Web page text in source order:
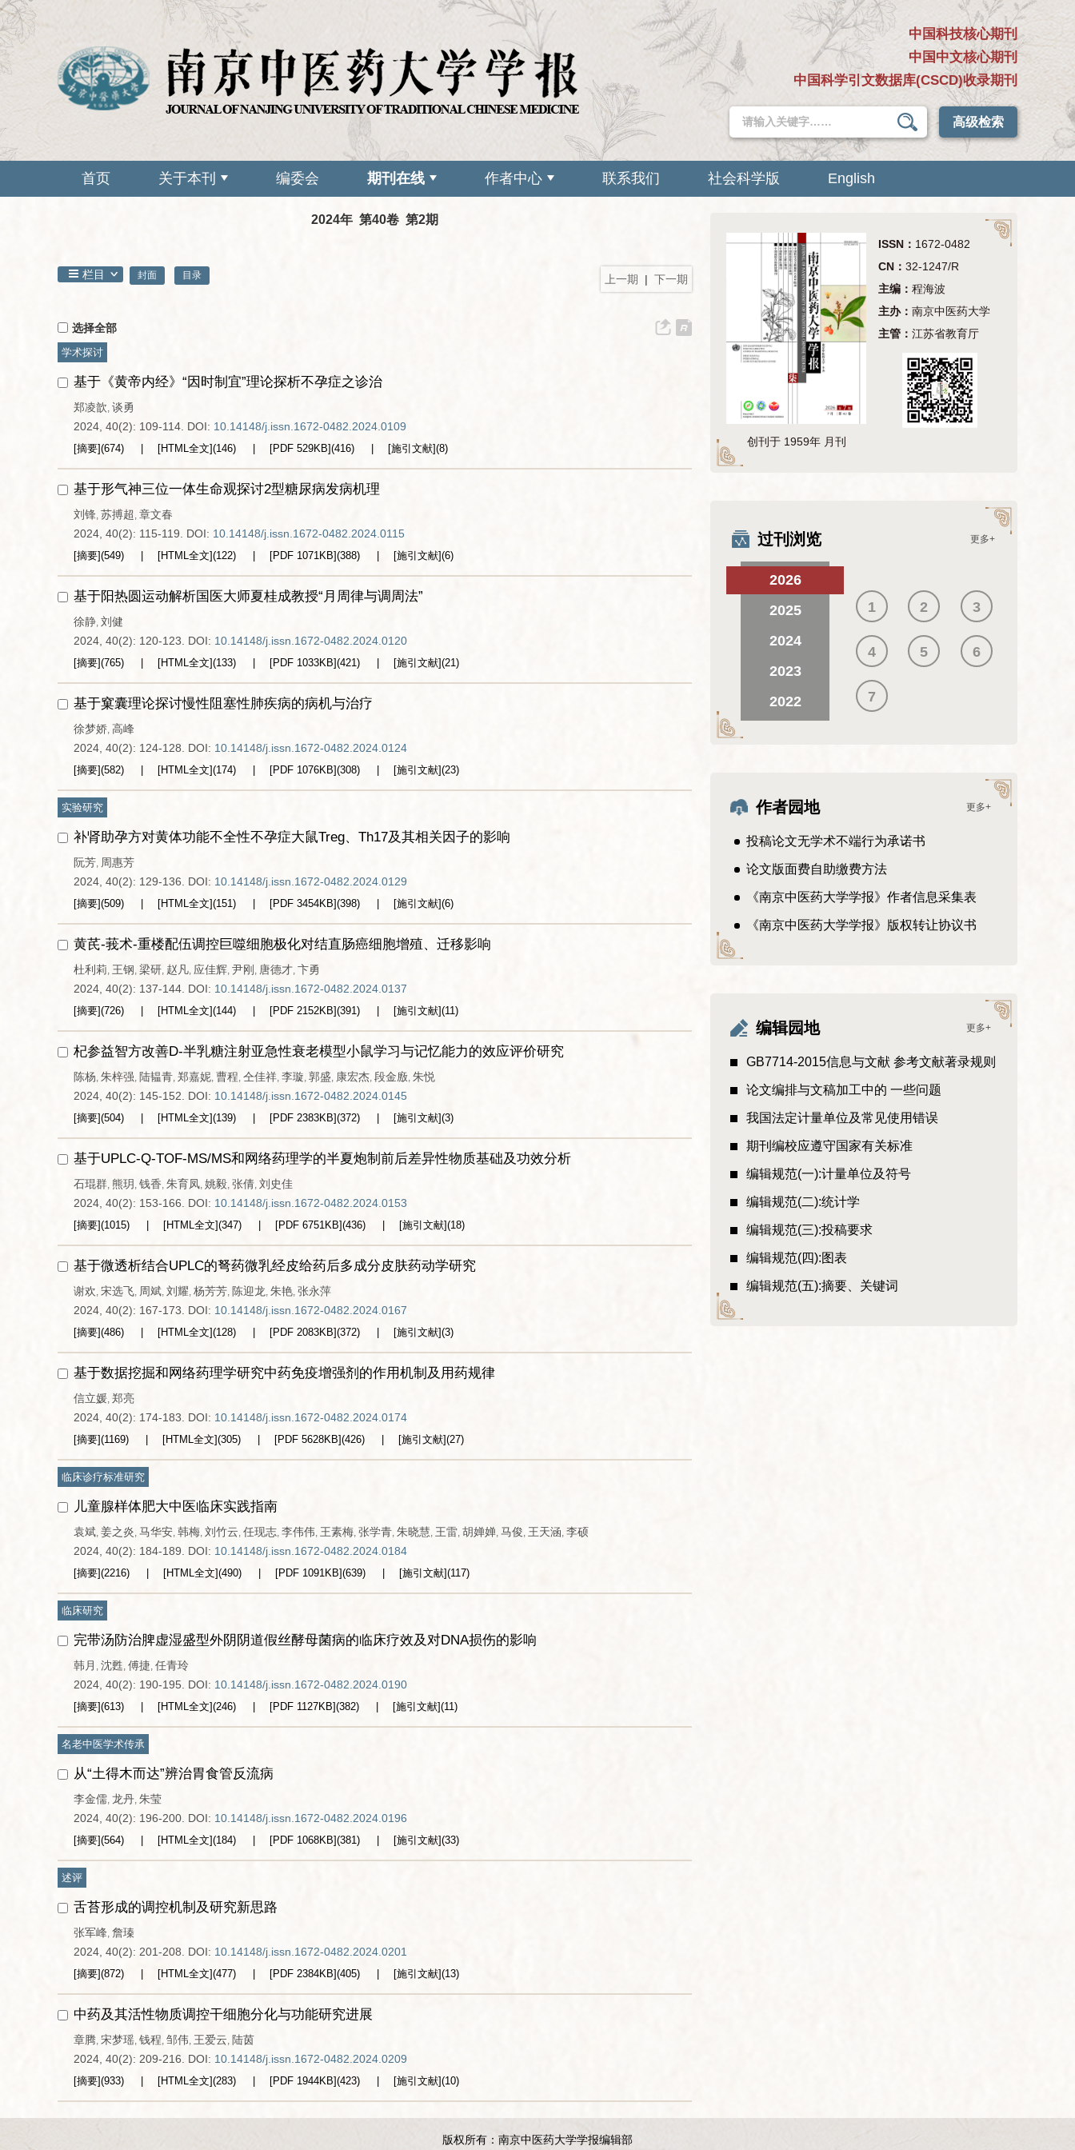
中国科技核心期刊
中国中文核心期刊
中国科学引文数据库(CSCD)收录期刊
高级检索
首页 关于本刊 编委会 期刊在线 作者中心 联系我们 社会科学版 English
2024年 第40卷 第2期
上一期 | 下一期
栏目 封面 目录
选择全部
学术探讨
基于《黄帝内经》“因时制宜”理论探析不孕症之诊治
郑凌歆, 谈勇
2024, 40(2): 109-114. DOI: 10.14148/j.issn.1672-0482.2024.0109
[摘要](674) [HTML全文](146) [PDF 529KB](416) [施引文献](8)
基于形气神三位一体生命观探讨2型糖尿病发病机理
刘锋, 苏搏超 , 章文春
2024, 40(2): 115-119.
DOI: 10.14148/j.issn.1672-0482.2024.0115
[摘要](549) [HTML全文](122) [PDF 1071KB](388) [施引文献](6)
基于阳热圆运动解析国医大师夏桂成教授“月周律与调周法”
徐静, 刘健
2024, 40(2): 120-123.
DOI: 10.14148/j.issn.1672-0482.2024.0120
[摘要](765) [HTML全文](133) [PDF 1033KB](421) [施引文献](21)
基于窠囊理论探讨慢性阻塞性肺疾病的病机与治疗
徐梦娇, 高峰
2024, 40(2): 124-128.
DOI: 10.14148/j.issn.1672-0482.2024.0124
[摘要](582) [HTML全文](174) [PDF 1076KB](308) [施引文献](23)
实验研究
补肾助孕方对黄体功能不全性不孕症大鼠Treg、Th17及其相关因子的影响
阮芳, 周惠芳
2024, 40(2): 129-136.
DOI: 10.14148/j.issn.1672-0482.2024.0129
[摘要](509) [HTML全文](151) [PDF 3454KB](398) [施引文献](6)
黄芪-莪术-重楼配伍调控巨噬细胞极化对结直肠癌细胞增殖、迁移影响
杜利莉, 王钢, 梁研, 赵凡, 应佳辉, 尹刚 , 唐德才, 卞勇
2024, 40(2): 137-144. DOI: 10.14148/j.issn.1672-0482.2024.0137
[摘要](726) [HTML全文](144) [PDF 2152KB](391) [施引文献](11)
杞参益智方改善D-半乳糖注射亚急性衰老模型小鼠学习与记忆能力的效应评价研究
陈杨, 朱梓强, 陆韫青, 郑嘉妮, 曹程, 仝佳祥, 李璇, 郭盛, 康宏杰, 段金廒, 朱悦
2024, 40(2): 145-152.
DOI: 10.14148/j.issn.1672-0482.2024.0145
[摘要](504) [HTML全文](139) [PDF 2383KB](372) [施引文献](3)
基于UPLC-Q-TOF-MS/MS和网络药理学的半夏炮制前后差异性物质基础及功效分析
石琨群, 熊玥 , 钱香, 朱育凤, 姚毅, 张倩, 刘史佳
2024, 40(2): 153-166.
DOI: 10.14148/j.issn.1672-0482.2024.0153
[摘要](1015) [HTML全文](347) [PDF 6751KB](436) [施引文献](18)
基于微透析结合UPLC的弩药微乳经皮给药后多成分皮肤药动学研究
谢欢, 宋选飞, 周斌, 刘耀, 杨芳芳, 陈迎龙, 朱艳, 张永萍
2024, 40(2): 167-173.
DOI: 10.14148/j.issn.1672-0482.2024.0167
[摘要](486) [HTML全文](128) [PDF 2083KB](372) [施引文献](3)
基于数据挖掘和网络药理学研究中药免疫增强剂的作用机制及用药规律
信立媛, 郑亮
2024, 40(2): 174-183.
DOI: 10.14148/j.issn.1672-0482.2024.0174
[摘要](1169) [HTML全文](305) [PDF 5628KB](426) [施引文献](27)
临床诊疗标准研究
儿童腺样体肥大中医临床实践指南
袁斌, 姜之炎, 马华安, 韩梅, 刘竹云, 任现志, 李伟伟, 王素梅, 张学青, 朱晓慧, 王雷, 胡婵婵, 马俊, 王天涵, 李硕
2024, 40(2): 184-189.
DOI: 10.14148/j.issn.1672-0482.2024.0184
[摘要](2216) [HTML全文](490) [PDF 1091KB](639) [施引文献](117)
临床研究
完带汤防治脾虚湿盛型外阴阴道假丝酵母菌病的临床疗效及对DNA损伤的影响
韩月 , 沈甦, 傅捷, 任青玲
2024, 40(2): 190-195. DOI: 10.14148/j.issn.1672-0482.2024.0190
[摘要](613) [HTML全文](246) [PDF 1127KB](382) [施引文献](11)
名老中医学术传承
从“土得木而达”辨治胃食管反流病
李金儒, 龙丹, 朱莹
2024, 40(2): 196-200. DOI: 10.14148/j.issn.1672-0482.2024.0196
[摘要](564) [HTML全文](184) [PDF 1068KB](381) [施引文献](33)
述评
舌苔形成的调控机制及研究新思路
张军峰, 詹瑧
2024, 40(2): 201-208.
DOI: 10.14148/j.issn.1672-0482.2024.0201
[摘要](872) [HTML全文](477) [PDF 2384KB](405) [施引文献](13)
中药及其活性物质调控干细胞分化与功能研究进展
章腾, 宋梦瑶, 钱程, 邹伟, 王爱云, 陆茵
2024, 40(2): 209-216.
DOI: 10.14148/j.issn.1672-0482.2024.0209
[摘要](933) [HTML全文](283) [PDF 1944KB](423) [施引文献](10)
创刊于 1959年 月刊
ISSN： 1672-0482
CN： 32-1247/R
主编： 程海波
主办： 南京中医药大学
主管： 江苏省教育厅
过刊浏览 更多+
2026
2025
2024
2023
2022
1 2 3
4 5 6
7
作者园地 更多+
投稿论文无学术不端行为承诺书
论文版面费自助缴费方法
《南京中医药大学学报》作者信息采集表
《南京中医药大学学报》版权转让协议书
编辑园地 更多+
GB7714-2015信息与文献 参考文献著录规则
论文编排与文稿加工中的 一些问题
我国法定计量单位及常见使用错误
期刊编校应遵守国家有关标准
编辑规范(一):计量单位及符号
编辑规范(二):统计学
编辑规范(三):投稿要求
编辑规范(四):图表
编辑规范(五):摘要、关键词
版权所有：南京中医药大学学报编辑部